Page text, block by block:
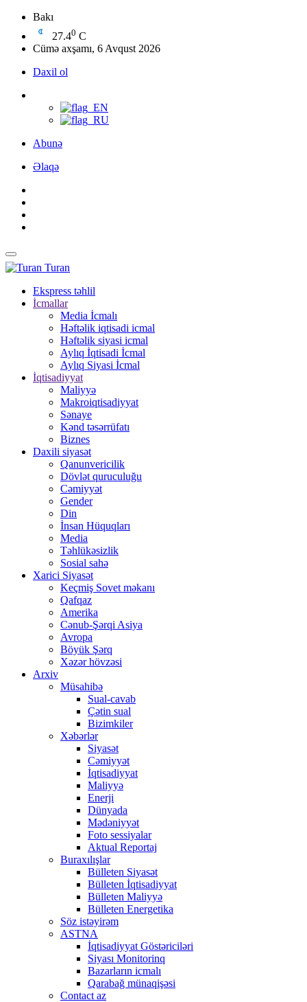
Bakı
27.40 C
Cümə axşamı, 6 Avqust 2026
Daxil ol
Abunə
Əlaqə
Turan
Ekspress təhlil
İcmallar
Media İcmalı
Həftəlik iqtisadi icmal
Həftəlik siyasi icmal
Aylıq İqtisadi İcmal
Aylıq Siyasi İcmal
İqtisadiyyat
Maliyyə
Makroiqtisadiyyat
Sənaye
Kənd təsərrüfatı
Biznes
Daxili siyasət
Qanunvericilik
Dövlət quruculuğu
Cəmiyyət
Gender
Din
İnsan Hüquqları
Media
Təhlükəsizlik
Sosial sahə
Xarici Siyasət
Keçmiş Sovet məkanı
Qafqaz
Amerika
Cənub-Şərqi Asiya
Avropa
Böyük Şərq
Xəzər hövzəsi
Arxiv
Müsahibə
Sual-cavab
Çətin sual
Bizimkiler
Xəbərlər
Siyasət
Cəmiyyət
İqtisadiyyat
Maliyyə
Enerji
Dünyada
Mədəniyyət
Foto sessiyalar
Aktual Reportaj
Buraxılışlar
Bülleten Siyasət
Bülleten İqtisadiyyat
Bülleten Maliyyə
Bülleten Energetika
Söz istəyirəm
ASTNA
İqtisadiyyat Göstəriciləri
Siyası Monitorinq
Bazarların icmalı
Qarabağ münaqişəsi
Contact az